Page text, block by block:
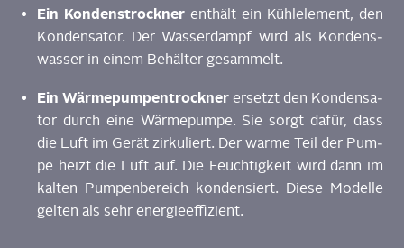
Ein Kon­denstrock­ner ent­hält ein Kühl­ele­ment, den
Kon­den­sa­tor. Der Was­ser­dampf wird als Kon­dens­
was­ser in einem Behäl­ter gesammelt.
Ein Wär­me­pum­pen­trock­ner ersetzt den Kon­den­sa­
tor durch eine Wär­me­pum­pe. Sie sorgt dafür, dass
die Luft im Gerät zir­ku­liert. Der war­me Teil der Pum­
pe heizt die Luft auf. Die Feuch­tig­keit wird dann im
kal­ten Pum­pen­be­reich kon­den­siert. Die­se Model­le
gel­ten als sehr energieeffizient.